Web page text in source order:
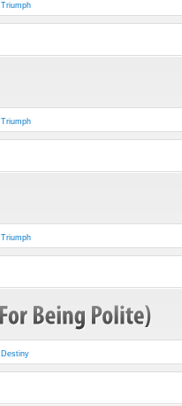
Triumph
Triumph
Triumph
Destiny